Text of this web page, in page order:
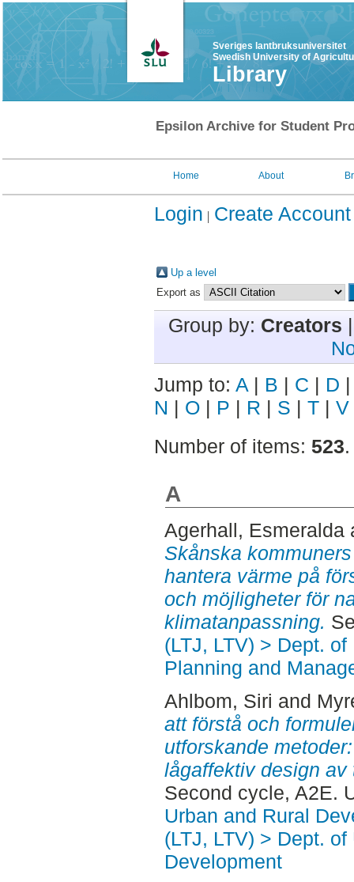
Sveriges lantbruksuniversitet
Swedish University of
Library
Epsilon Archive for Student
Home About
Login Create Account
Up a level
Export as
Group by: Creators
Jump to: A | B | C | D
N | O | P | R | S | T | V
Number of items: 523.
A
Agerhall, Esmeralda
Skånska
hantera värme på
och möjligheter för
klimatanpassning.
(LTJ, LTV) > Dept.
Planning and
Ahlbom, Siri and
att förstå och
utforskande
lågaffektiv design
Second cycle, A2E.
Urban and Rural
(LTJ, LTV) > Dept.
Development